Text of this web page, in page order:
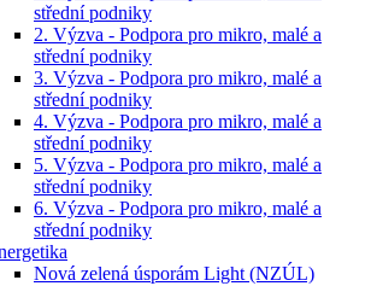
střední podniky
2. Výzva - Podpora pro mikro, malé a
střední podniky
3. Výzva - Podpora pro mikro, malé a
střední podniky
4. Výzva - Podpora pro mikro, malé a
střední podniky
5. Výzva - Podpora pro mikro, malé a
střední podniky
6. Výzva - Podpora pro mikro, malé a
střední podniky
Nová zelená úsporám Light (NZÚL)